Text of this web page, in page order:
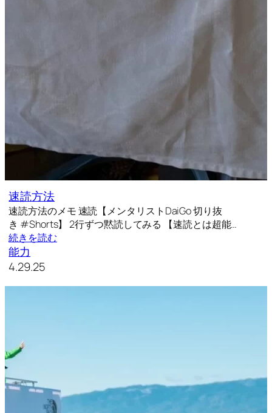
速読方法
速読方法のメモ 速読【メンタリストDaiGo 切り抜
き #Shorts】 2行ずつ黙読してみる 【速読とは超能…
続きを読む
能力
4.29.25